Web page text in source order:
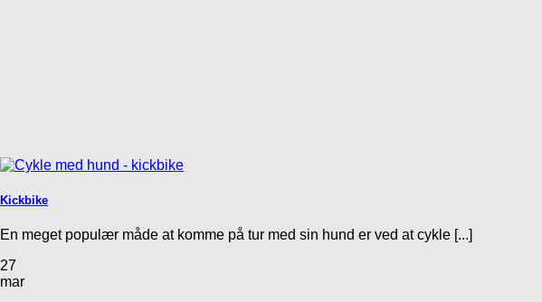
Kickbike
En meget populær måde at komme på tur med sin hund er ved at cykle [...]
27
mar